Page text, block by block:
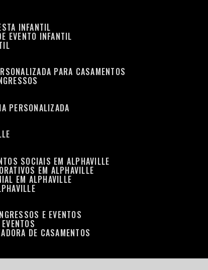
INFANTIL
EVENTO INFANTIL
PARA CASAMENTOS
PERSONALIZADA
SOCIAIS EM ALPHAVILLE
EM ALPHAVILLE
EM ALPHAVILLE
E EVENTOS
DE CASAMENTOS